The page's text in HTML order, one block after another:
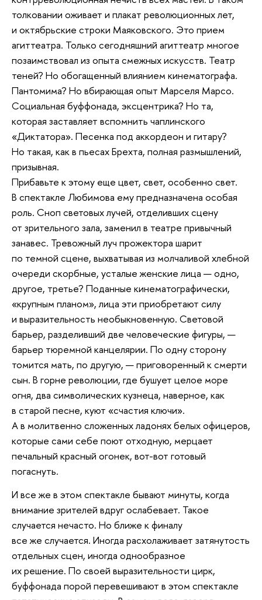
толковании оживает и плакат революционных лет,
и октябрьские строки Маяковского. Это прием
агиттеатра. Только сегодняшний агиттеатр многое
позаимствовал из опыта смежных искусств. Театр
теней? Но обогащенный влиянием кинематографа.
Пантомима? Но вбирающая опыт Марселя Марсо.
Социальная буффонада, эксцентрика? Но та,
которая заставляет вспомнить чаплинского
«Диктатора». Песенка под аккордеон и гитару?
Но такая, как в пьесах Брехта, полная размышлений,
призывная.
Прибавьте к этому еще цвет, свет, особенно свет.
В спектакле Любимова ему предназначена особая
роль. Сноп световых лучей, отделивших сцену
от зрительного зала, заменил в театре привычный
занавес. Тревожный луч прожектора шарит
по темной сцене, выхватывая из молчаливой хлебной
очереди скорбные, усталые женские лица — одно,
другое, третье? Поданные кинематографически,
«крупным планом», лица эти приобретают силу
и выразительность необыкновенную. Световой
барьер, разделивший две человеческие фигуры, —
барьер тюремной канцелярии. По одну сторону
томится мать, по другую, — приговоренный к смерти
сын. В горне революции, где бушует целое море
огня, два символических кузнеца, наверное, как
в старой песне, куют «счастия ключи».
А в молитвенно сложенных ладонях белых офицеров,
которые сами себе поют отходную, мерцает
печальный красный огонек, вот-вот готовый
погаснуть.
И все же в этом спектакле бывают минуты, когда
внимание зрителей вдруг ослабевает. Такое
случается нечасто. Но ближе к финалу
все же случается. Иногда расхолаживает затянутость
отдельных сцен, иногда однообразное
их решение. По своей выразительности цирк,
буффонада порой перевешивают в этом спектакле